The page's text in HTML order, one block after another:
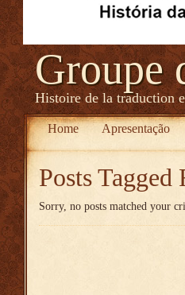
Groupe
Histoire de la traduction
Home Apresentação
Posts Tagged
Sorry, no posts matched your